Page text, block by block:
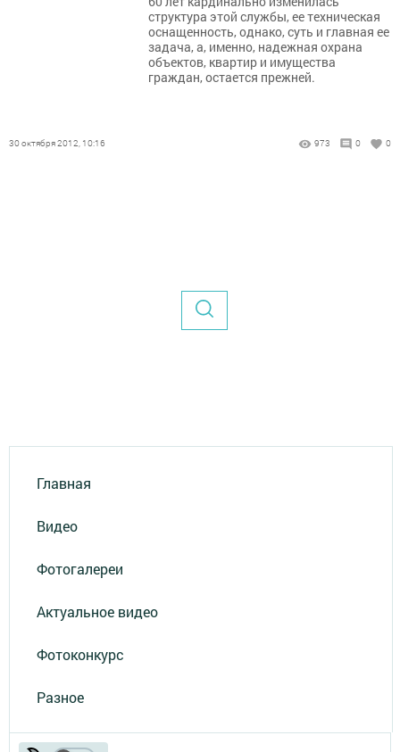
структура этой службы, ее техническая
оснащенность, однако, суть и главная ее
задача, а, именно, надежная охрана
объектов, квартир и имущества
граждан, остается прежней.
30 октября 2012, 10:16 973 0 0
Главная
Видео
Фотогалереи
Актуальное видео
Фотоконкурс
Разное